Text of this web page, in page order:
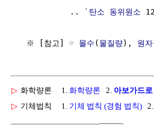
           .. `
탄소 동위원소
  ※ [참고] ☞
몰수 ( 물질량), 원
▷ 화학량론 1. 화학량론 2. 아보가드로
▷ 기체법칙 1. 기체 법칙 (경험 법칙) 2.